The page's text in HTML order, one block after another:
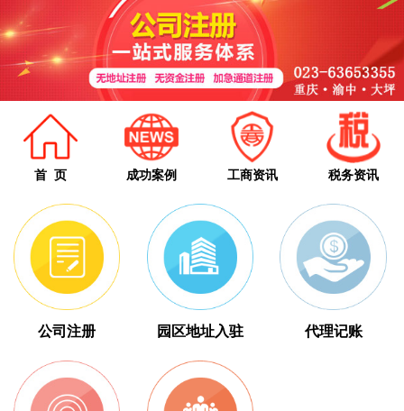
首 页 成功案例 工商资讯 税务资讯
公司注册 园区地址入驻 代理记账